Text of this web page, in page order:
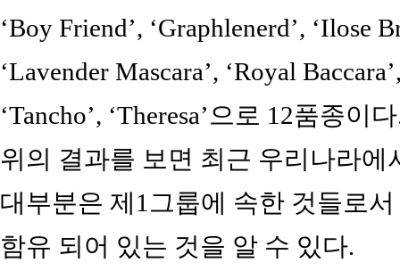
‘Boy Friend’, ‘Graphlenerd’, ‘Ilose
‘Lavender Mascara’, ‘Royal
‘Tancho’, ‘Theresa’으로 12품종이
위의 결과를 보면 최근 우리나라
대부분은 제1그룹에 속한 것들로
함유 되어 있는 것을 알 수 있다.